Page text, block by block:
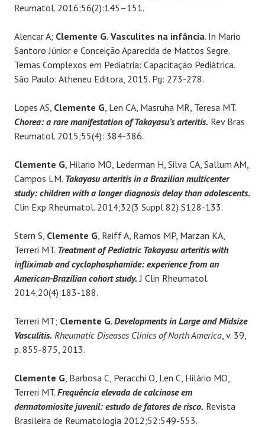
Reumatol. 2016;56(2):145–151.
Alencar A; Clemente G. Vasculites na infância. In Mario
Santoro Júnior e Conceição Aparecida de Mattos Segre.
Temas Complexos em Pediatria: Capacitação Pediátrica.
São Paulo: Atheneu Editora, 2015. Pg: 273-278.
Lopes AS, Clemente G, Len CA, Masruha MR, Teresa MT.
Chorea: a rare manifestation of Takayasu’s arteritis. Rev Bras
Reumatol. 2015;55(4): 384-386.
Clemente G, Hilario MO, Lederman H, Silva CA, Sallum AM,
Campos LM. Takayasu arteritis in a Brazilian multicenter
study: children with a longer diagnosis delay than adolescents.
Clin Exp Rheumatol. 2014;32(3 Suppl 82):S128-133.
Stern S, Clemente G, Reiff A, Ramos MP, Marzan KA,
Terreri MT. Treatment of Pediatric Takayasu arteritis with
infliximab and cyclophosphamide: experience from an
American-Brazilian cohort study. J Clin Rheumatol.
2014;20(4):183-188.
Terreri MT; Clemente G. Developments in Large and Midsize
Vasculitis. Rheumatic Diseases Clinics of North America, v. 39,
p. 855-875, 2013.
Clemente G, Barbosa C, Peracchi O, Len C, Hilário MO,
Terreri MT. Frequência elevada de calcinose em
dermatomiosite juvenil: estudo de fatores de risco. Revista
Brasileira de Reumatologia 2012;52:549-553.